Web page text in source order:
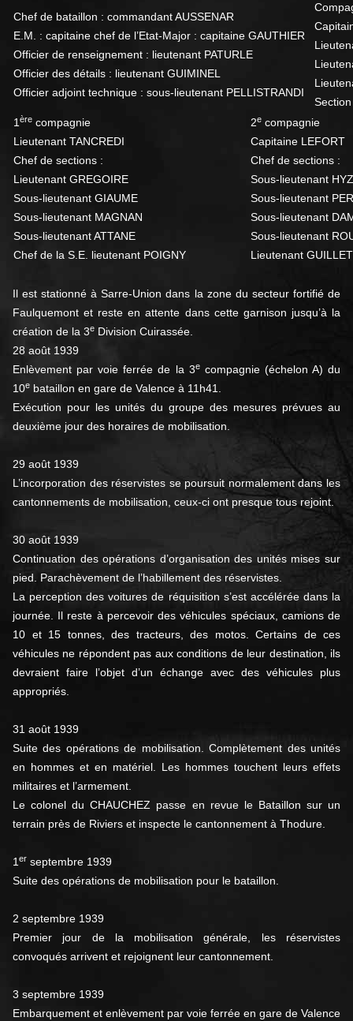
Chef de bataillon : commandant AUSSENAR
E.M. : capitaine chef de l’Etat-Major : capitaine GAUTHIER
Officier de renseignement : lieutenant PATURLE
Officier des détails : lieutenant GUIMINEL
Officier adjoint technique : sous-lieutenant PELLISTRANDI
1 ère compagnie
Lieutenant TANCREDI
Chef de sections :
Lieutenant GREGOIRE
Sous-lieutenant GIAUME
Sous-lieutenant MAGNAN
Sous-lieutenant ATTANE
Chef de la S.E. lieutenant POIGNY
2e compagnie
Capitaine LEFORT
Chef de sections :
Sous-lieutenant
Sous-lieutenant
Sous-lieutenant
Sous-lieutenant
Lieutenant GUILLET
Il est stationné à Sarre-Union dans la zone du secteur fortifié de
Faulquemont et reste en attente dans cette garnison jusqu’à la
création de la 3e Division Cuirassée.
28 août 1939
Enlèvement par voie ferrée de la 3ecompagnie (échelon A) du
10e bataillon en gare de Valence à 11h41.
Exécution pour les unités du groupe des mesures prévues au
deuxième jour des horaires de mobilisation.
29 août 1939
L’incorporation des réservistes se poursuit normalement dans les
cantonnements de mobilisation, ceux-ci ont presque tous rejoint.
30 août 1939
Continuation des opérations d’organisation des unités mises sur
pied. Parachèvement de l’habillement des réservistes.
La perception des voitures de réquisition s’est accélérée dans la
journée. Il reste à percevoir des véhicules spéciaux, camions de
10 et 15 tonnes, des tracteurs, des motos. Certains de ces
véhicules ne répondent pas aux conditions de leur destination, ils
devraient faire l’objet d’un échange avec des véhicules plus
appropriés.
31 août 1939
Suite des opérations de mobilisation. Complètement des unités
en hommes et en matériel. Les hommes touchent leurs effets
militaires et l’armement.
Le colonel du CHAUCHEZ passe en revue le Bataillon sur un
terrain près de Riviers et inspecte le cantonnement à Thodure.
1 er septembre 1939
Suite des opérations de mobilisation pour le bataillon.
2 septembre 1939
Premier jour de la mobilisation générale, les réservistes
convoqués arrivent et rejoignent leur cantonnement.
3 septembre 1939
Embarquement et enlèvement par voie ferrée en gare de Valence